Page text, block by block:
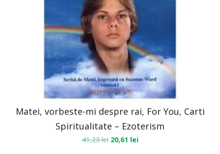
Matei, vorbeste-mi despre rai, For You, Carti
Spiritualitate – Ezoterism
41,23lei 20,61 lei